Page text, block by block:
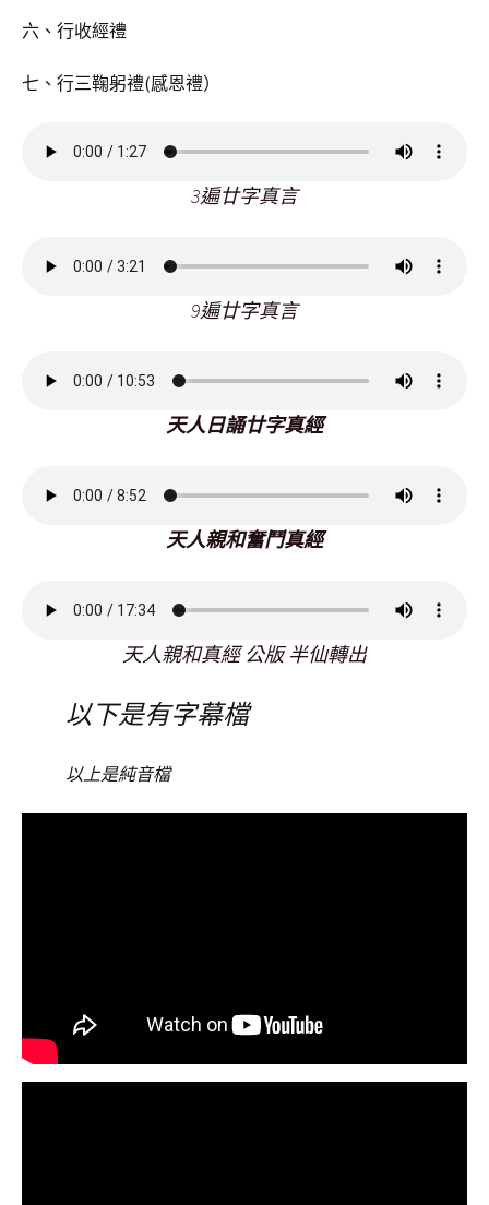
六、行收經禮
七、行三鞠躬禮(感恩禮）
3遍廿字真言
9遍廿字真言
天人日誦廿字真經
天人親和奮鬥真經
天人親和真經 公版 半仙轉出
以下是有字幕檔
以上是純音檔